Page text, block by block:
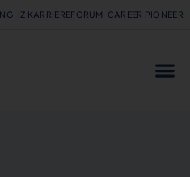
IZ KARRIEREFORUM CAREER PIONEER